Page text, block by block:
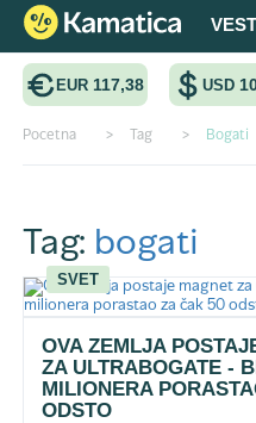
EUR 117,38 USD
Pocetna > Tag > Bogati
Tag: bogati
SVET
OVA ZEMLJA
ZA ULTRABOGATE -
MILIONERA
ODSTO